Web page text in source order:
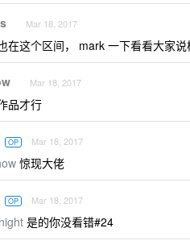
Mar 18, 2017
在这个区间， mark 一下看看大家
Mar 18, 2017
品才行
OP Mar 18, 2017
惊现大佬
OP Mar 18, 2017
是的你没看错#24